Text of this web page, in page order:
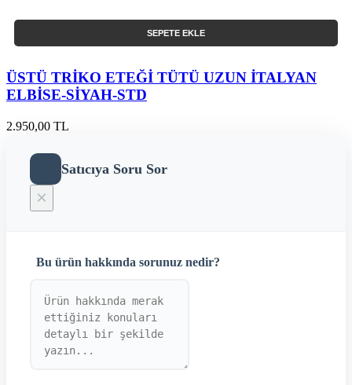
SEPETE EKLE
ÜSTÜ TRİKO ETEĞİ TÜTÜ UZUN İTALYAN
ELBİSE-SİYAH-STD
2.950,00 TL
Satıcıya Soru Sor
×
Bu ürün hakkında sorunuz nedir?